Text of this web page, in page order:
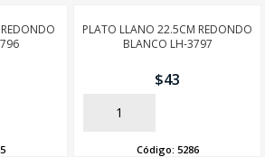
PLATO LLANO 22.5CM REDONDO
BLANCO LH-3797
$43
AÑADIR
Código: 5286